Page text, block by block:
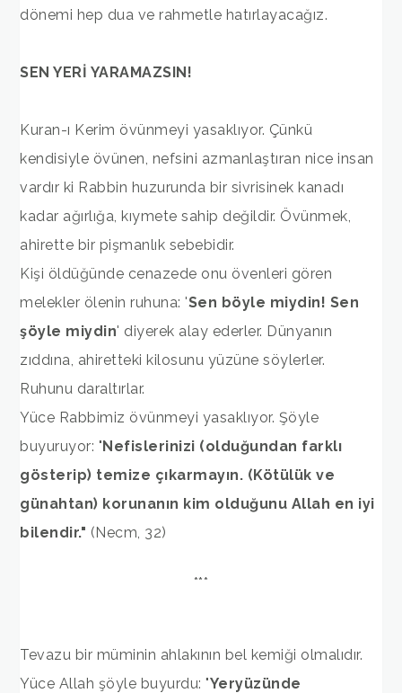
dönemi hep dua ve rahmetle hatırlayacağız.
SEN YERİ YARAMAZSIN!
Kuran-ı Kerim övünmeyi yasaklıyor. Çünkü
kendisiyle övünen, nefsini azmanlaştıran nice insan
vardır ki Rabbin huzurunda bir sivrisinek kanadı
kadar ağırlığa, kıymete sahip değildir. Övünmek,
ahirette bir pişmanlık sebebidir.
Kişi öldüğünde cenazede onu övenleri gören
melekler ölenin ruhuna: 'Sen böyle miydin! Sen
şöyle miydin' diyerek alay ederler. Dünyanın
zıddına, ahiretteki kilosunu yüzüne söylerler.
Ruhunu daraltırlar.
Yüce Rabbimiz övünmeyi yasaklıyor. Şöyle
buyuruyor: "Nefislerinizi (olduğundan farklı
gösterip) temize çıkarmayın. (Kötülük ve
günahtan) korunanın kim olduğunu Allah en iyi
bilendir." (Necm, 32)
***
Tevazu bir müminin ahlakının bel kemiği olmalıdır.
Yüce Allah şöyle buyurdu: "Yeryüzünde